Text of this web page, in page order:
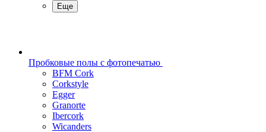
Еще
Пробковые полы с фотопечатью
BFM Cork
Corkstyle
Egger
Granorte
Ibercork
Wicanders